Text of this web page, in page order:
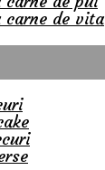
de vita